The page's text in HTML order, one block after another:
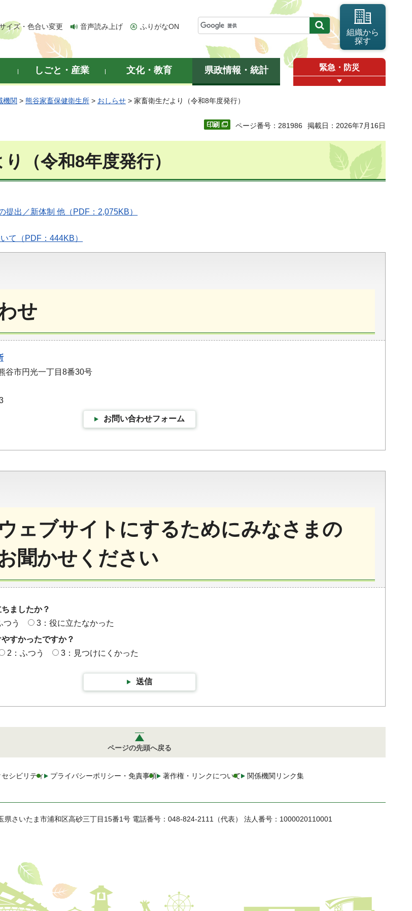
イズ・色合い変更 音声読み上げ ふりがなON
組織から
探す
しごと・産業 文化・教育 県政情報・統計 緊急・防災
機関 > 熊谷家畜保健衛生所 > おしらせ > 家畜衛生だより（令和8年度発行）
ページ番号：281986 掲載日：2026年7月16日
（令和8年度発行）
提出／新体制 他（PDF：2,075KB）
て（PDF：444KB）
せ
谷市円光一丁目8番30号
お問い合わせフォーム
ェブサイトにするためにみなさまの
聞かせください
ましたか？
つう
3：役に立たなかった
すかったですか？
2：ふつう 3：見つけにくかった
送信
ページの先頭へ戻る
シビリティ プライバシーポリシー・免責事項 著作権・リンクについて 関係機関リンク集
県さいたま市浦和区高砂三丁目15番1号 電話番号：048-824-2111（代表） 法人番号：1000020110001